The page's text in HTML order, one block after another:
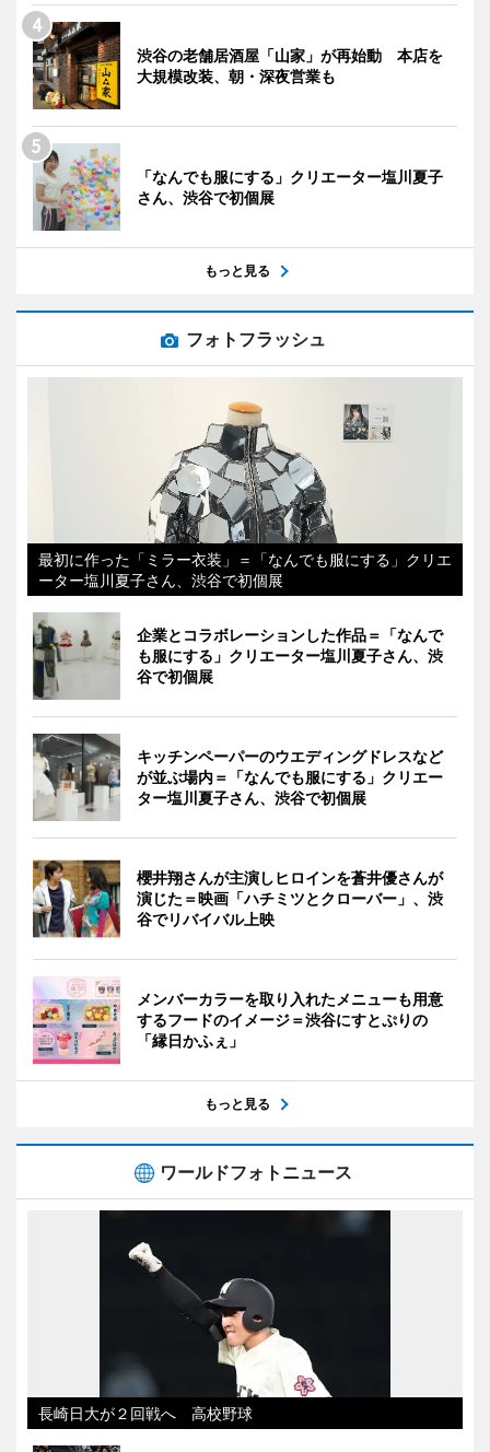
渋谷の老舗居酒屋「山家」が再始動 本店を
大規模改装、朝・深夜営業も
「なんでも服にする」クリエーター塩川夏子
さん、渋谷で初個展
もっと見る
フォトフラッシュ
最初に作った「ミラー衣装」＝「なんでも服にする」クリエ
ーター塩川夏子さん、渋谷で初個展
企業とコラボレーションした作品＝「なんで
も服にする」クリエーター塩川夏子さん、渋
谷で初個展
キッチンペーパーのウエディングドレスなど
が並ぶ場内＝「なんでも服にする」クリエー
ター塩川夏子さん、渋谷で初個展
櫻井翔さんが主演しヒロインを蒼井優さんが
演じた＝映画「ハチミツとクローバー」、渋
谷でリバイバル上映
メンバーカラーを取り入れたメニューも用意
するフードのイメージ＝渋谷にすとぷりの
「縁日かふぇ」
もっと見る
ワールドフォトニュース
長崎日大が２回戦へ 高校野球